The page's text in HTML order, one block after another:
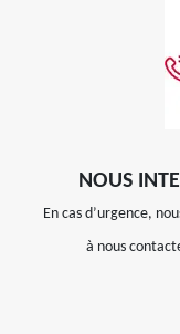
NOUS
En cas d’urgence,
à nous